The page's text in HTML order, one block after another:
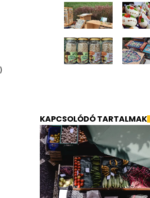
)
KAPCSOLÓDÓ TARTALMAK